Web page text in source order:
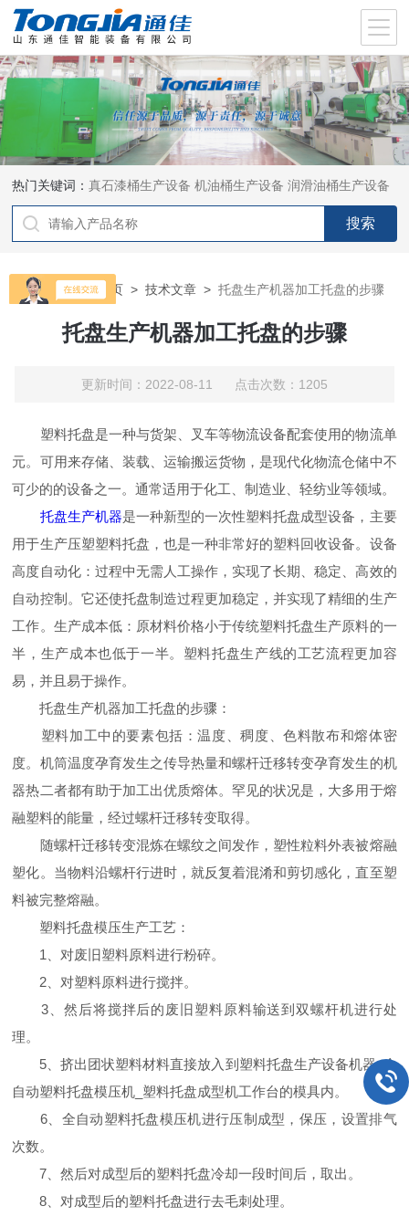
热门关键词：真石漆桶生产设备 机油桶生产设备 润滑油桶生产设备
当前位置：首页 >技术文章 >托盘生产机器加工托盘的步骤
托盘生产机器加工托盘的步骤
更新时间：2022-08-11 点击次数：1205
塑料托盘是一种与货架、叉车等物流设备配套使用的物流单
元。可用来存储、装载、运输搬运货物，是现代化物流仓储中不
可少的的设备之一。通常适用于化工、制造业、轻纺业等领域。
托盘生产机器是一种新型的一次性塑料托盘成型设备，主要
用于生产压塑塑料托盘，也是一种非常好的塑料回收设备。设备
高度自动化：过程中无需人工操作，实现了长期、稳定、高效的
自动控制。它还使托盘制造过程更加稳定，并实现了精细的生产
工作。生产成本低：原材料价格小于传统塑料托盘生产原料的一
半，生产成本也低于一半。塑料托盘生产线的工艺流程更加容
易，并且易于操作。
托盘生产机器加工托盘的步骤：
塑料加工中的要素包括：温度、稠度、色料散布和熔体密
度。机筒温度孕育发生之传导热量和螺杆迁移转变孕育发生的机
器热二者都有助于加工出优质熔体。罕见的状况是，大多用于熔
融塑料的能量，经过螺杆迁移转变取得。
随螺杆迁移转变混炼在螺纹之间发作，塑性粒料外表被熔融
塑化。当物料沿螺杆行进时，就反复着混淆和剪切感化，直至塑
料被完整熔融。
塑料托盘模压生产工艺：
1、对废旧塑料原料进行粉碎。
2、对塑料原料进行搅拌。
3、然后将搅拌后的废旧塑料原料输送到双螺杆机进行处
理。
5、挤出团状塑料材料直接放入到塑料托盘生产设备机器_全
自动塑料托盘模压机_塑料托盘成型机工作台的模具内。
6、全自动塑料托盘模压机进行压制成型，保压，设置排气
次数。
7、然后对成型后的塑料托盘冷却一段时间后，取出。
8、对成型后的塑料托盘进行去毛刺处理。